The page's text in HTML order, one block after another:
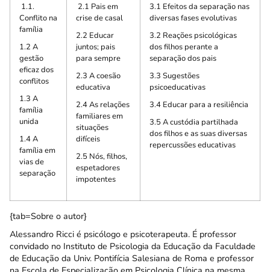
1.1.
Conflito na
família
1.2 A
gestão
eficaz dos
conflitos
1.3 A
família
unida
1.4 A
família em
vias de
separação
2.1 Pais em
crise de casal
2.2 Educar
juntos; pais
para sempre
2.3 A coesão
educativa
2.4 As relações
familiares em
situações
difíceis
2.5 Nós, filhos,
espetadores
impotentes
3.1 Efeitos da separação nas
diversas fases evolutivas
3.2 Reações psicológicas
dos filhos perante a
separação dos pais
3.3 Sugestões
psicoeducativas
3.4 Educar para a resiliência
3.5 A custódia partilhada
dos filhos e as suas diversas
repercussões educativas
{tab=Sobre o autor}
Alessandro Ricci é psicólogo e psicoterapeuta. É professor
convidado no Instituto de Psicologia da Educação da Faculdade
de Educação da Univ. Pontifícia Salesiana de Roma e professor